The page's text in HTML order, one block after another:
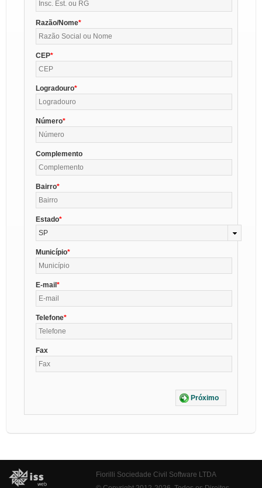
Razão/Nome
CEP
Logradouro
Número
Complemento
Bairro
Estado
SP
Município
E-mail
Telefone
Fax
Próximo
Fiorilli Sociedade Civil Software LTDA